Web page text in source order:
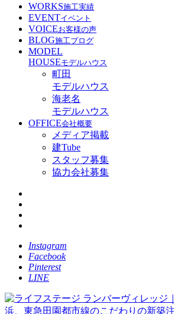
WORKS施工実績
EVENTイベント
VOICEお客様の声
BLOG施工ブログ
MODEL
HOUSEモデルハウス
町田
モデルハウス
海老名
モデルハウス
OFFICE会社概要
メディア掲載
建Tube
スタッフ募集
協力会社募集
Instagram
Facebook
Pinterest
LINE